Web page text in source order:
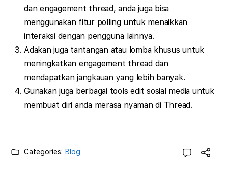
dan engagement thread, anda juga bisa
menggunakan fitur polling untuk menaikkan
interaksi dengan pengguna lainnya.
Adakan juga tantangan atau lomba khusus untuk
meningkatkan engagement thread dan
mendapatkan jangkauan yang lebih banyak.
Gunakan juga berbagai tools edit sosial media untuk
membuat diri anda merasa nyaman di Thread.
Categories: Blog